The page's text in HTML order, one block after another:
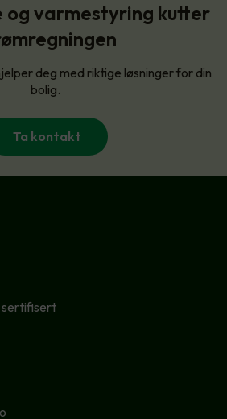
og varmestyring kutter
deg med riktige løsninger for din
bolig.
Ta kontakt